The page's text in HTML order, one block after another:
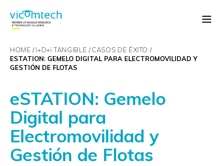
HOME I+D+i TANGIBLE CASOS DE ÉXITO
ESTATION: GEMELO DIGITAL PARA ELECTROMOVILIDAD Y
GESTIÓN DE FLOTAS
eSTATION: Gemelo
Digital para
Electromovilidad y
Gestión de Flotas